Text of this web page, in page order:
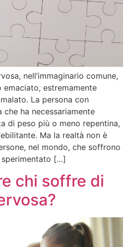
nell’immaginario comune,
estremamente
La persona con
che ha necessariamente
di peso più o meno repentina,
Ma la realtà non è
nel mondo, che soffrono
sperimentato […]
chi soffre di